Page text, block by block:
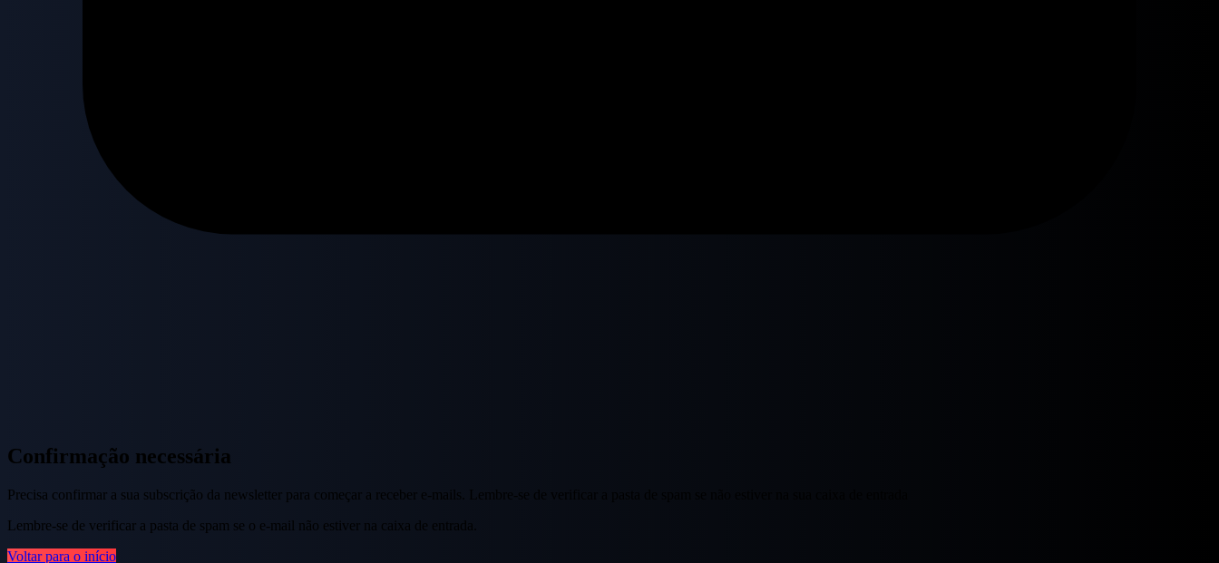
Confirmação necessária
Precisa confirmar a sua subscrição da newsletter para começar a receber e-mails. Lembre-se de verificar a pasta de spam se não estiver na sua caixa de entrada
Lembre-se de verificar a pasta de spam se o e-mail não estiver na caixa de entrada.
Voltar para o início